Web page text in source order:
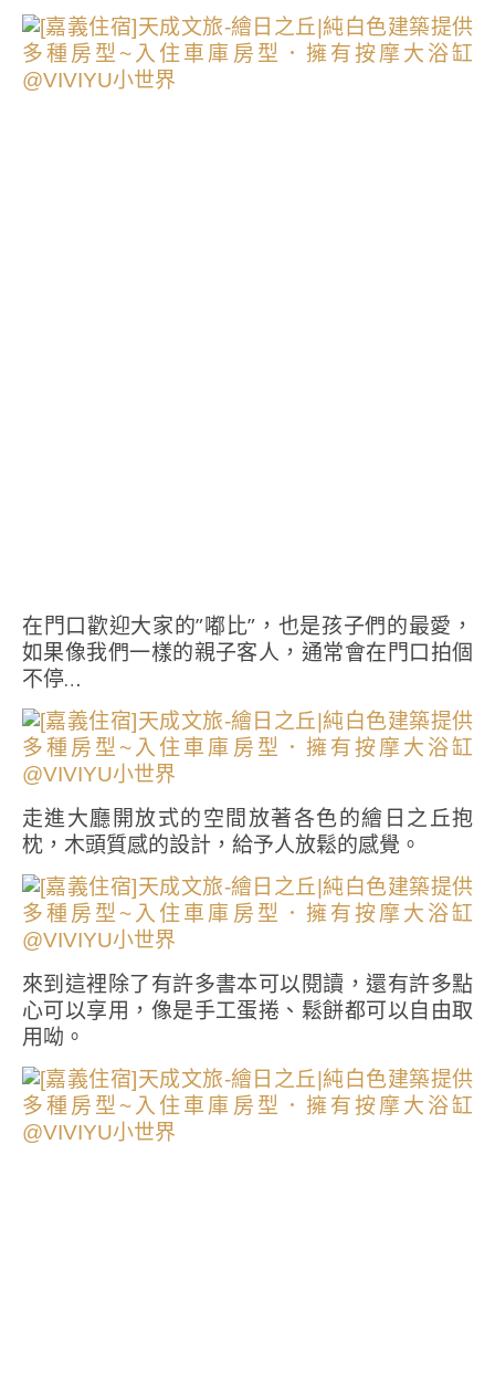
在門口歡迎大家的”嘟比”，也是孩子們的最愛，
如果像我們一樣的親子客人，通常會在門口拍個
不停…
走進大廳開放式的空間放著各色的繪日之丘抱
枕，木頭質感的設計，給予人放鬆的感覺。
來到這裡除了有許多書本可以閱讀，還有許多點
心可以享用，像是手工蛋捲、鬆餅都可以自由取
用呦。